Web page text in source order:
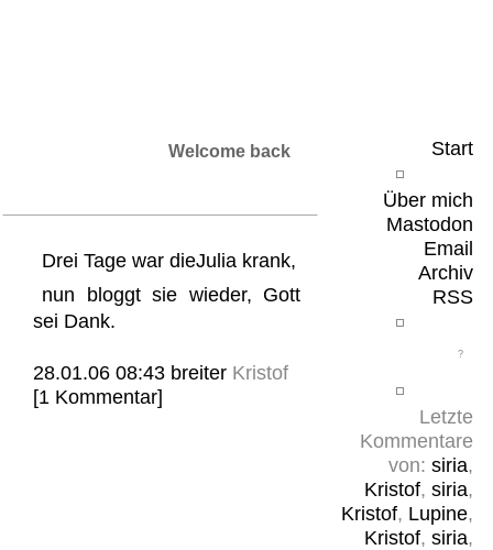
Start
Über mich
Mastodon
Email
Archiv
RSS
Letzte
Kommentare
von: siria,
Kristof, siria,
Kristof, Lupine,
Kristof, siria,
Welcome back
Drei Tage war dieJulia krank,
nun bloggt sie wieder, Gott
sei Dank.
28.01.06 08:43 breiter Kristof
[1 Kommentar]